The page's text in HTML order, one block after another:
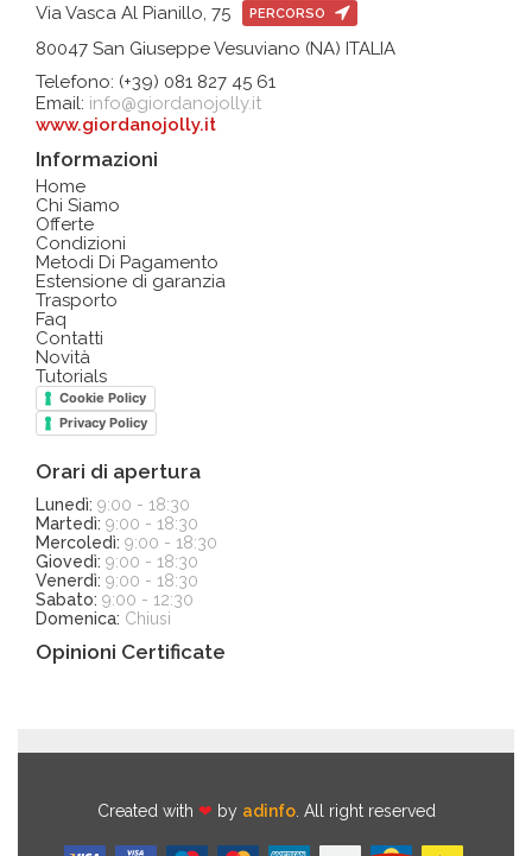
Via Vasca Al Pianillo, 75 PERCORSO
80047 San Giuseppe Vesuviano (NA) ITALIA
Telefono: (+39) 081 827 45 61
Email: info@giordanojolly.it
www.giordanojolly.it
Informazioni
Home
Chi Siamo
Offerte
Condizioni
Metodi Di Pagamento
Estensione di garanzia
Trasporto
Faq
Contatti
Novità
Tutorials
Cookie Policy
Privacy Policy
Orari di apertura
Lunedì: 9:00 - 18:30
Martedì: 9:00 - 18:30
Mercoledì: 9:00 - 18:30
Giovedì: 9:00 - 18:30
Venerdì: 9:00 - 18:30
Sabato: 9:00 - 12:30
Domenica: Chiusi
Opinioni Certificate
Created with ❤ by adinfo. All right reserved